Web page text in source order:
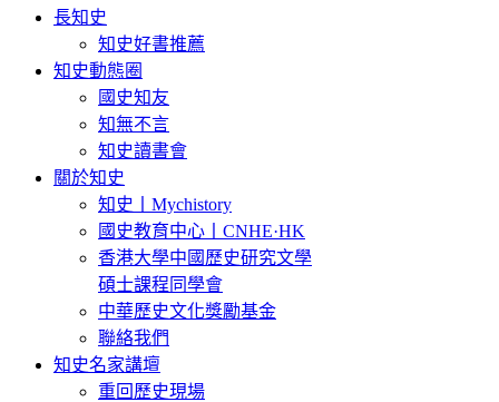
長知史
知史好書推薦
知史動態圈
國史知友
知無不言
知史讀書會
關於知史
知史丨Mychistory
國史教育中心丨CNHE·HK
香港大學中國歷史研究文學
碩士課程同學會
中華歷史文化獎勵基金
聯絡我們
知史名家講壇
重回歷史現場